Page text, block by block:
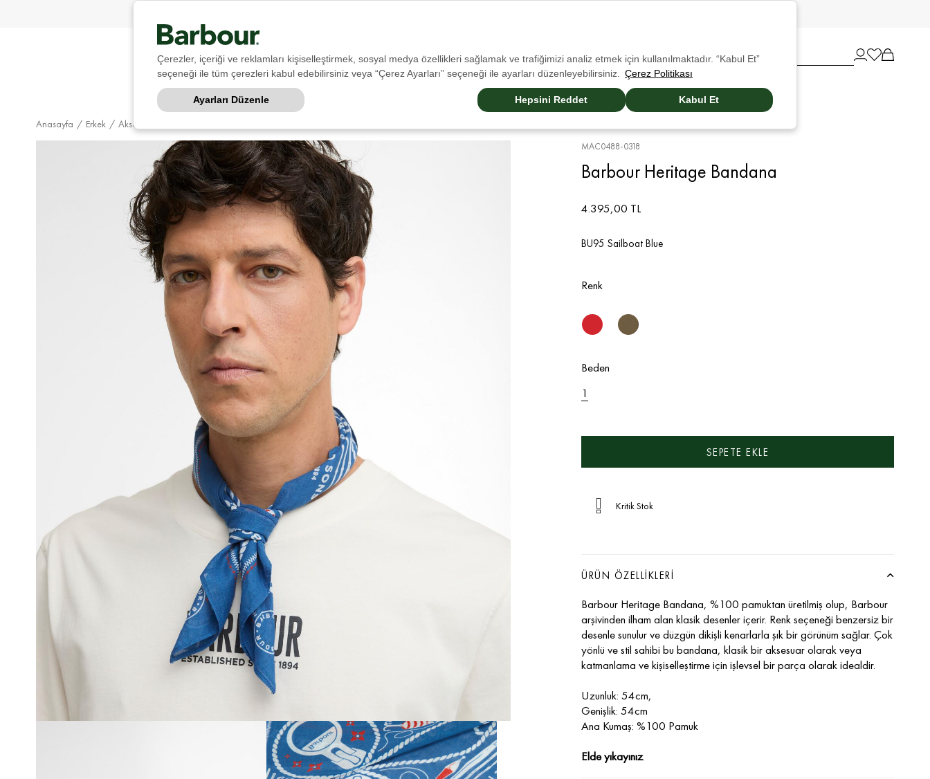
Çerezler, içeriği ve reklamları kişiselleştirmek, sosyal medya özellikleri sağlamak ve trafiğimizi analiz etmek için kullanılmaktadır. “Kabul Et”
seçeneği ile tüm çerezleri kabul edebilirsiniz veya “Çerez Ayarları” seçeneği ile ayarları düzenleyebilirsiniz.
Çerez Politikası
Ayarları Düzenle Hepsini Reddet Kabul Et
Barbour DogsBarbour Internatıonal
Anasayfa Erkek Aksesuar
MAC0488-0318
Barbour Heritage Bandana
4.395,00 TL
BU95 Sailboat Blue
Renk
Beden
1
Kritik Stok
ÜRÜN ÖZELLIKLERI
Barbour Heritage Bandana, %100 pamuktan üretilmiş olup, Barbour
arşivinden ilham alan klasik desenler içerir. Renk seçeneği benzersiz bir
desenle sunulur ve düzgün dikişli kenarlarla şık bir görünüm sağlar. Çok
yönlü ve stil sahibi bu bandana, klasik bir aksesuar olarak veya
katmanlama ve kişiselleştirme için işlevsel bir parça olarak idealdir.
Uzunluk: 54cm,
Genişlik: 54cm
Ana Kumaş: %100 Pamuk
Elde yıkayınız.